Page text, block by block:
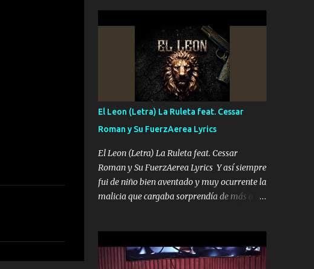
conciertos más que llenar Se mueven solo
por el interés P...
inteligente junto con su hermano el TRES
blindado el Estado tiene andan ESPERANDO
al UNO QUE PRONTO ESTARÁ PRESENTE
Que no falten las bucanas ni tampoco las
mujeres porque es platica de grandes por eso
hay que estar alegres doy las instrucciones
para atender los deberes Música Si es que
salta algún problema de confianza tengo
gente ahí está el Hombre Cuarenta y
también Pariente 7 arreglan cualquier
problema no más es cuestión que ordené
NOS HACE FALTA UN HERMANO DE CLAVE
SIEMPRE VIO POR LA FAMILIA PARA QUE
SIGA EL LEGADO Es el DOS de los
HERMANOS un cerebro inteligente y com...
El Leon (Letra) La Ruleta feat. Cessar
Roman y Su FuerzAerea Lyrics
El Leon (Letra) La Ruleta feat. Cessar
Roman y Su FuerzAerea Lyrics Y así siempre
fui de niño bien aventado y muy ocurrente la
malicia que cargaba sorprendía de más a la
Tranquilo me la navego ando en lo mío sin